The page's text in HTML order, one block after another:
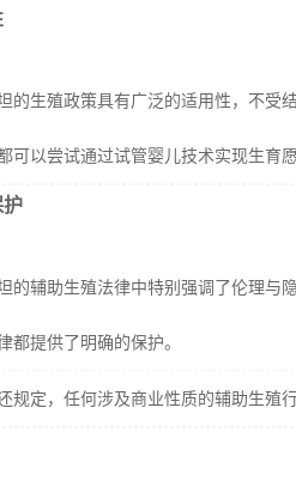
的生殖政策具有广泛的适用性，不受
可以尝试通过试管婴儿技术实现生育愿
的辅助生殖法律中特别强调了伦理与
都提供了明确的保护。
规定，任何涉及商业性质的辅助生殖